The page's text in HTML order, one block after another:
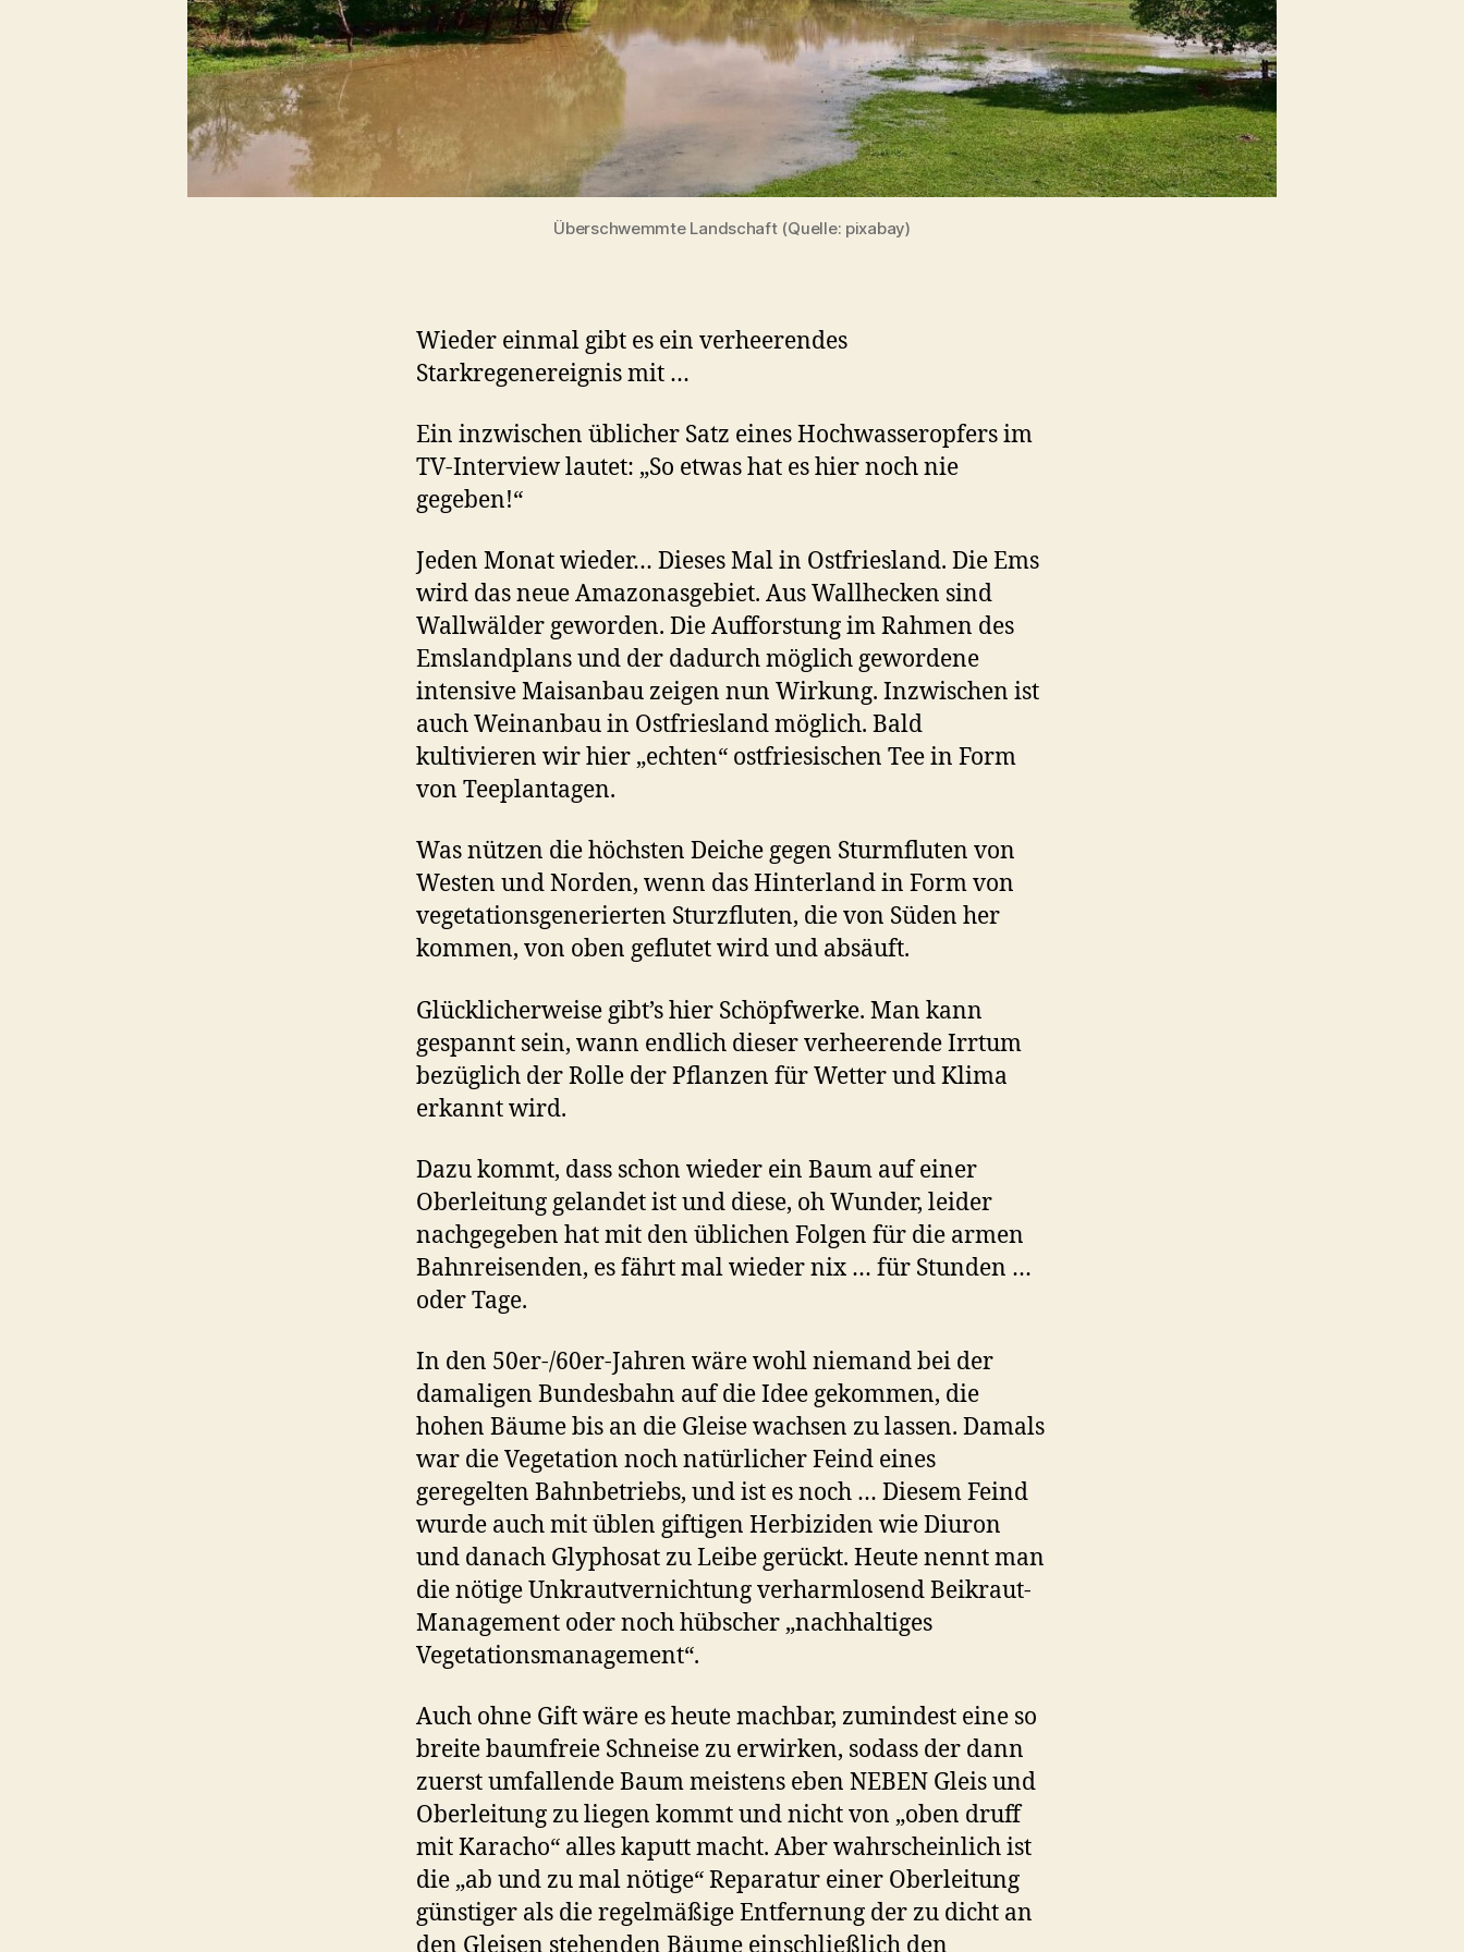
Überschwemmte Landschaft (Quelle: pixabay)
Wieder einmal gibt es ein verheerendes
Starkregenereignis mit …
Ein inzwischen üblicher Satz eines Hochwasseropfers im
TV-Interview lautet: „So etwas hat es hier noch nie
gegeben!“
Jeden Monat wieder… Dieses Mal in Ostfriesland. Die Ems
wird das neue Amazonasgebiet. Aus Wallhecken sind
Wallwälder geworden. Die Aufforstung im Rahmen des
Emslandplans und der dadurch möglich gewordene
intensive Maisanbau zeigen nun Wirkung. Inzwischen ist
auch Weinanbau in Ostfriesland möglich. Bald
kultivieren wir hier „echten“ ostfriesischen Tee in Form
von Teeplantagen.
Was nützen die höchsten Deiche gegen Sturmfluten von
Westen und Norden, wenn das Hinterland in Form von
vegetationsgenerierten Sturzfluten, die von Süden her
kommen, von oben geflutet wird und absäuft.
Glücklicherweise gibt’s hier Schöpfwerke. Man kann
gespannt sein, wann endlich dieser verheerende Irrtum
bezüglich der Rolle der Pflanzen für Wetter und Klima
erkannt wird.
Dazu kommt, dass schon wieder ein Baum auf einer
Oberleitung gelandet ist und diese, oh Wunder, leider
nachgegeben hat mit den üblichen Folgen für die armen
Bahnreisenden, es fährt mal wieder nix … für Stunden …
oder Tage.
In den 50er-/60er-Jahren wäre wohl niemand bei der
damaligen Bundesbahn auf die Idee gekommen, die
hohen Bäume bis an die Gleise wachsen zu lassen. Damals
war die Vegetation noch natürlicher Feind eines
geregelten Bahnbetriebs, und ist es noch … Diesem Feind
wurde auch mit üblen giftigen Herbiziden wie Diuron
und danach Glyphosat zu Leibe gerückt. Heute nennt man
die nötige Unkrautvernichtung verharmlosend Beikraut-
Management oder noch hübscher „nachhaltiges
Vegetationsmanagement“.
Auch ohne Gift wäre es heute machbar, zumindest eine so
breite baumfreie Schneise zu erwirken, sodass der dann
zuerst umfallende Baum meistens eben NEBEN Gleis und
Oberleitung zu liegen kommt und nicht von „oben druff
mit Karacho“ alles kaputt macht. Aber wahrscheinlich ist
die „ab und zu mal nötige“ Reparatur einer Oberleitung
günstiger als die regelmäßige Entfernung der zu dicht an